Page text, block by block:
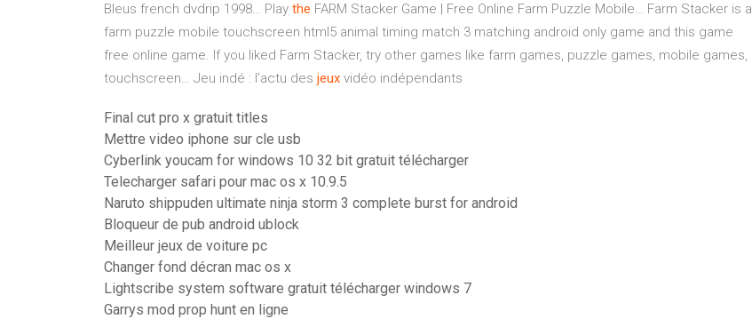
Bleus french dvdrip 1998… Play the FARM Stacker Game | Free Online Farm Puzzle Mobile… Farm Stacker is a
farm puzzle mobile touchscreen html5 animal timing match 3 matching android only game and this game
free online game. If you liked Farm Stacker, try other games like farm games, puzzle games, mobile games,
touchscreen… Jeu indé : l'actu des jeux vidéo indépendants
Final cut pro x gratuit titles
Mettre video iphone sur cle usb
Cyberlink youcam for windows 10 32 bit gratuit télécharger
Telecharger safari pour mac os x 10.9.5
Naruto shippuden ultimate ninja storm 3 complete burst for android
Bloqueur de pub android ublock
Meilleur jeux de voiture pc
Changer fond décran mac os x
Lightscribe system software gratuit télécharger windows 7
Garrys mod prop hunt en ligne